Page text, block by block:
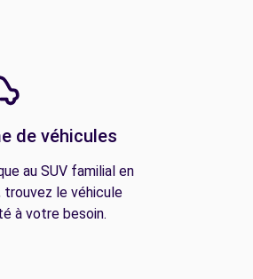
de véhicules
au SUV familial en
le véhicule
à votre besoin.